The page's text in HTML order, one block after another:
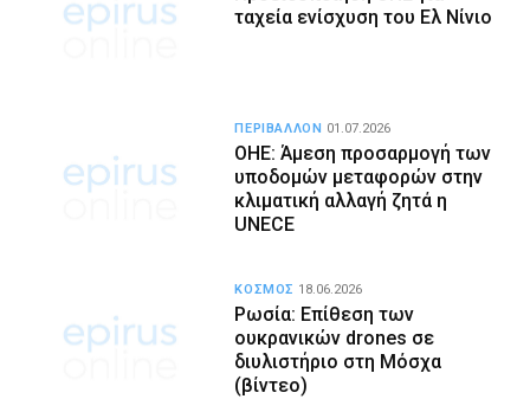
ταχεία ενίσχυση του Ελ Νίνιο
ΟΗΕ: Άμεση προσαρμογή των
υποδομών μεταφορών στην
κλιματική αλλαγή ζητά η
UNECE
ΠΕΡΙΒΑΛΛΟΝ 01.07.2026
Ρωσία: Επίθεση των
ουκρανικών drones σε
διυλιστήριο στη Μόσχα
(βίντεο)
ΚΟΣΜΟΣ 18.06.2026